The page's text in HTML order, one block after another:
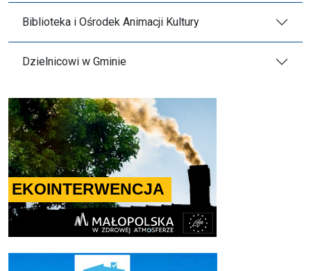
Biblioteka i Ośrodek Animacji Kultury
Dzielnicowi w Gminie